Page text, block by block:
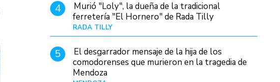
4
Murió "Loly", la dueña de la tradicional
ferretería "El Hornero" de Rada Tilly
RADA TILLY
5
El desgarrador mensaje de la hija de los
comodorenses que murieron en la tragedia de
Mendoza